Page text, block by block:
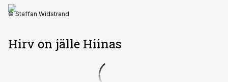
© Staffan Widstrand
Hirv on jälle Hiinas